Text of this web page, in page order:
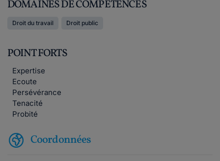
DOMAINES DE COMPÉTENCES
Droit du travail Droit public
POINT FORTS
Expertise
Ecoute
Persévérance
Tenacité
Probité
Coordonnées